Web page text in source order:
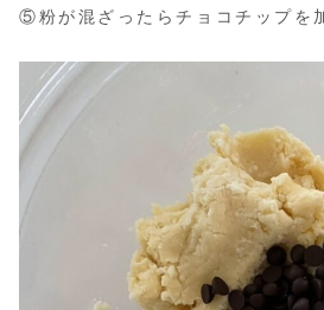
⑤粉が混ざったらチョコチップを